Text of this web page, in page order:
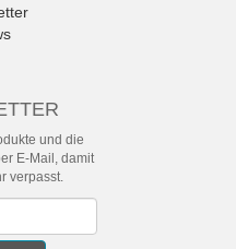
und die
E-Mail, damit
verpasst.